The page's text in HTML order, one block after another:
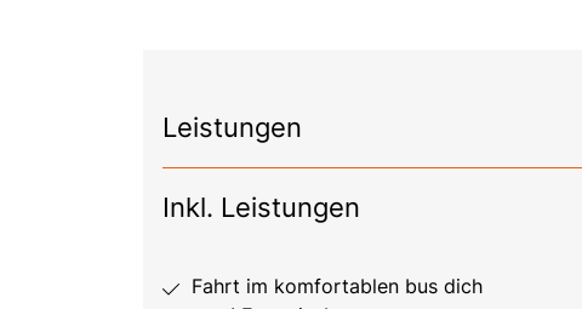
Leistungen
Inkl. Leistungen
Fahrt im komfortablen bus dich